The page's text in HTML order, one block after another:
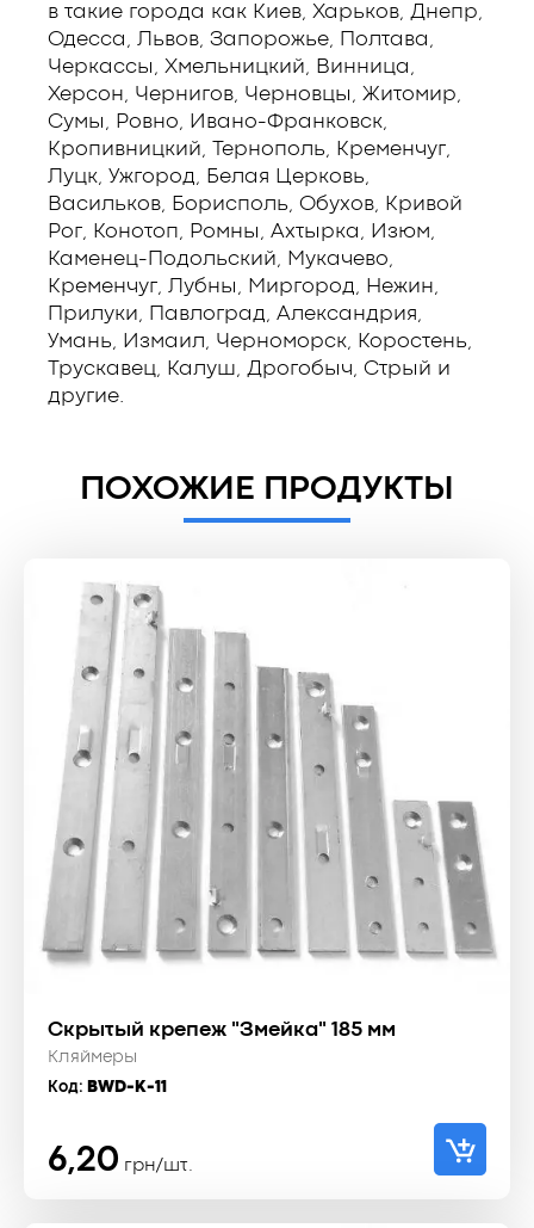
в такие города как Киев, Харьков, Днепр,
Одесса, Львов, Запорожье, Полтава,
Черкассы, Хмельницкий, Винница,
Херсон, Чернигов, Черновцы, Житомир,
Сумы, Ровно, Ивано-Франковск,
Кропивницкий, Тернополь, Кременчуг,
Луцк, Ужгород, Белая Церковь,
Васильков, Борисполь, Обухов, Кривой
Рог, Конотоп, Ромны, Ахтырка, Изюм,
Каменец-Подольский, Мукачево,
Кременчуг, Лубны, Миргород, Нежин,
Прилуки, Павлоград, Александрия,
Умань, Измаил, Черноморск, Коростень,
Трускавец, Калуш, Дрогобыч, Стрый и
другие.
ПОХОЖИЕ ПРОДУКТЫ
Скрытый крепеж "Змейка" 185 мм
Кляймеры
Код: BWD-K-11
6,20 грн/шт.